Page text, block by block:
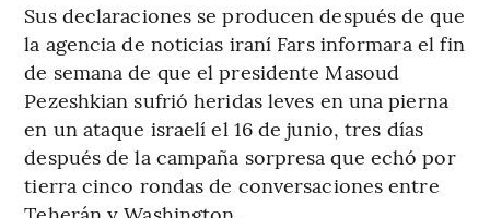
Sus declaraciones se producen después de que
la agencia de noticias iraní Fars informara el fin
de semana de que el presidente Masoud
Pezeshkian sufrió heridas leves en una pierna
en un ataque israelí el 16 de junio, tres días
después de la campaña sorpresa que echó por
tierra cinco rondas de conversaciones entre